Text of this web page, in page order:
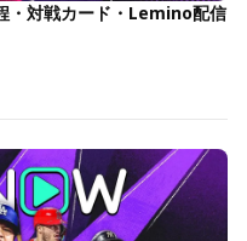
・対戦カード・Lemino配信